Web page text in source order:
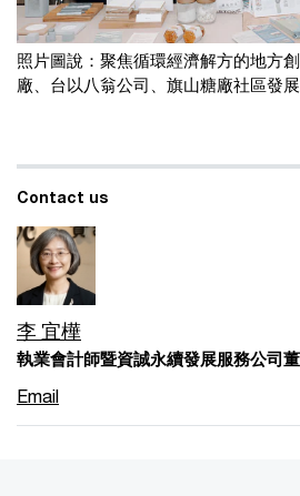
照片圖說：聚焦循環經濟解方的地方
廠、台以八翁公司、旗山糖廠社區發展
Contact us
李 宜樺
執業會計師暨資誠永續發展服務公司
Email